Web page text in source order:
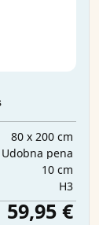
80 x 200 cm
Udobna pena
10 cm
H3
59,95 €